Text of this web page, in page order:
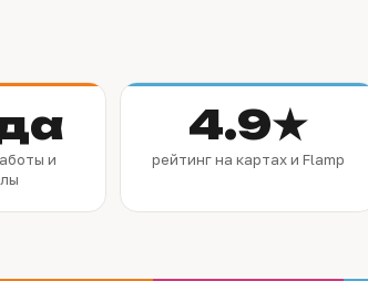
и
4.9★
рейтинг на картах и Flamp